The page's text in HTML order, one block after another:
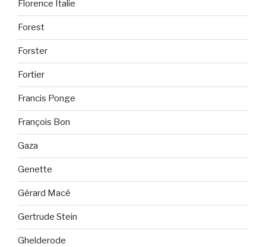
Florence Italie
Forest
Forster
Fortier
Francis Ponge
François Bon
Gaza
Genette
Gérard Macé
Gertrude Stein
Ghelderode